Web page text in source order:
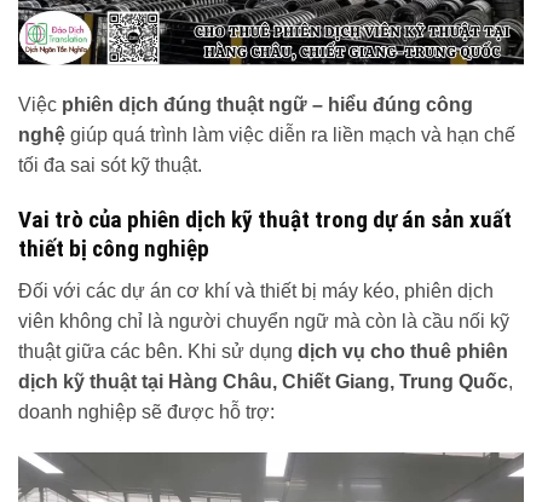
Việc phiên dịch đúng thuật ngữ – hiểu đúng công
nghệ giúp quá trình làm việc diễn ra liền mạch và hạn chế
tối đa sai sót kỹ thuật.
Vai trò của phiên dịch kỹ thuật trong dự án sản xuất
thiết bị công nghiệp
Đối với các dự án cơ khí và thiết bị máy kéo, phiên dịch
viên không chỉ là người chuyển ngữ mà còn là cầu nối kỹ
thuật giữa các bên. Khi sử dụng dịch vụ cho thuê phiên
dịch kỹ thuật tại Hàng Châu, Chiết Giang, Trung Quốc,
doanh nghiệp sẽ được hỗ trợ: